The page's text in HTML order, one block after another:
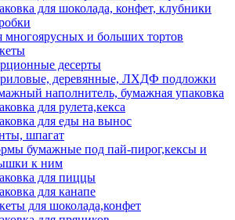
для шоколада, конфет, клубники
многоярусных и больших тортов
десерты
деревянные, ЛХДФ подложки
наполнитель, бумажная упаковка
для рулета,кекса
для еды на вынос
шпагат
бумажные под пай-пирог,кексы и
к ним
для пиццы
для канапе
для шоколада,конфет